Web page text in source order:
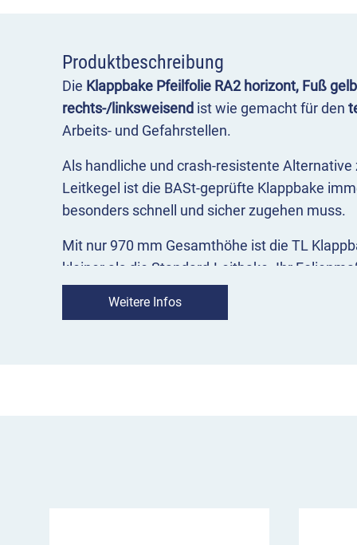
Produktbeschreibung
Die Klappbake Pfeilfolie RA2 horizont, Fuß
rechts-/linksweisend ist wie gemacht für den
Arbeits- und Gefahrstellen.
Als handliche und crash-resistente
Leitkegel ist die BASt-geprüfte Klappbake
besonders schnell und sicher zugehen muss.
Mit nur 970 mm Gesamthöhe ist die TL
kleiner als die Standard-Leitbake. Ihr
der großen Schwester. Hauptvorteil der kleinen
Weitere Infos